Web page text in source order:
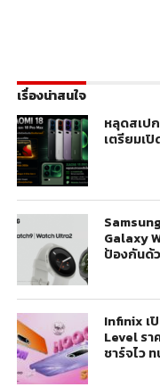
เรื่องน่าสนใจ
หลุดสเป
เตรียมเ
Galaxy
ป้องกันด้
Infinix เ
Level รา
ชาร์จไว